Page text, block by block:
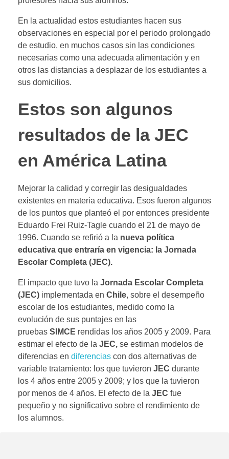
En la actualidad estos estudiantes hacen sus
observaciones en especial por el periodo prolongado
de estudio, en muchos casos sin las condiciones
necesarias como una adecuada alimentación y en
otros las distancias a desplazar de los estudiantes a
sus domicilios.
Estos son algunos
resultados de la JEC
en América Latina
Mejorar la calidad y corregir las desigualdades
existentes en materia educativa. Esos fueron algunos
de los puntos que planteó el por entonces presidente
Eduardo Frei Ruiz-Tagle cuando el 21 de mayo de
1996. Cuando se refirió a la nueva política
educativa que entraría en vigencia: la Jornada
Escolar Completa (JEC).
El impacto que tuvo la Jornada Escolar Completa
(JEC) implementada en Chile, sobre el desempeño
escolar de los estudiantes, medido como la
evolución de sus puntajes en las
pruebas SIMCE rendidas los años 2005 y 2009. Para
estimar el efecto de la JEC, se estiman modelos de
diferencias en diferencias con dos alternativas de
variable tratamiento: los que tuvieron JEC durante
los 4 años entre 2005 y 2009; y los que la tuvieron
por menos de 4 años. El efecto de la JEC fue
pequeño y no significativo sobre el rendimiento de
los alumnos.